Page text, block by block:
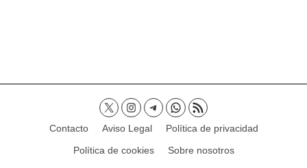
Contacto Aviso Legal
Política de privacidad
Política de cookies
Sobre nosotros